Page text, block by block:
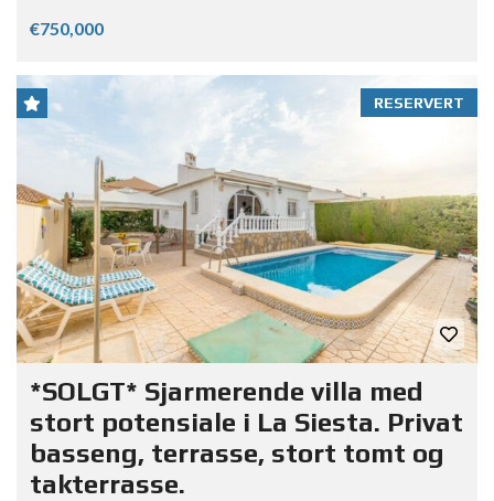
€750,000
RESERVERT
*SOLGT* Sjarmerende villa med
stort potensiale i La Siesta. Privat
basseng, terrasse, stort tomt og
takterrasse.